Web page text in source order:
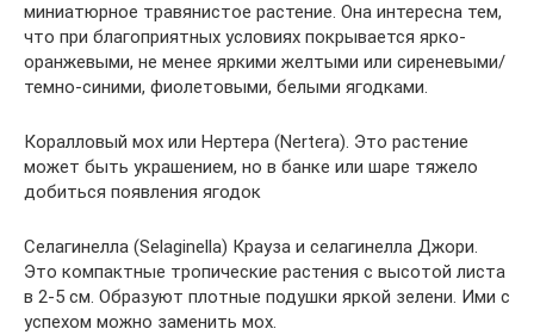
миниатюрное травянистое растение. Она интересна тем,
что при благоприятных условиях покрывается ярко-
оранжевыми, не менее яркими желтыми или сиреневыми/
темно-синими, фиолетовыми, белыми ягодками.
Коралловый мох или Нертера (Nertera). Это растение
может быть украшением, но в банке или шаре тяжело
добиться появления ягодок
Селагинелла (Selaginella) Крауза и селагинелла Джори.
Это компактные тропические растения с высотой листа
в 2-5 см. Образуют плотные подушки яркой зелени. Ими с
успехом можно заменить мох.